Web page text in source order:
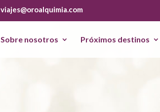
viajes@oroalquimia.com
Sobre nosotros Próximos destinos